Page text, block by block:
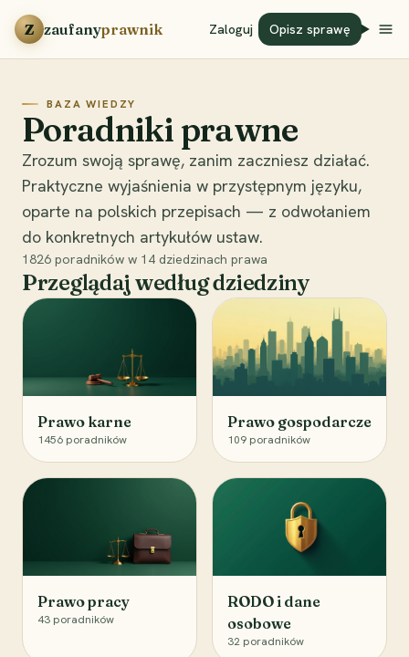
Przejdź do treści
Z zaufanyprawnik Zaloguj Opisz sprawę
BAZA WIEDZY
Poradniki prawne
Zrozum swoją sprawę, zanim zaczniesz działać.
Praktyczne wyjaśnienia w przystępnym języku,
oparte na polskich przepisach — z odwołaniem
do konkretnych artykułów ustaw.
1826 poradników w 14 dziedzinach prawa
Przeglądaj według dziedziny
Prawo karne
1456 poradników
Prawo gospodarcze
109 poradników
Prawo pracy
43 poradników
RODO i dane
osobowe
32 poradników